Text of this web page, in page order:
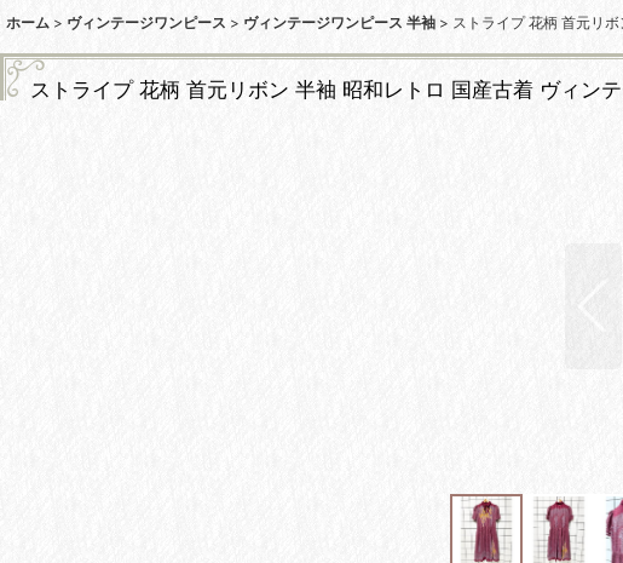
ホーム > ヴィンテージワンピース > ヴィンテージワンピース 半袖 > ストライプ 花柄 首元リ
ストライプ 花柄 首元リボン 半袖 昭和レトロ 国産古着 ヴィン